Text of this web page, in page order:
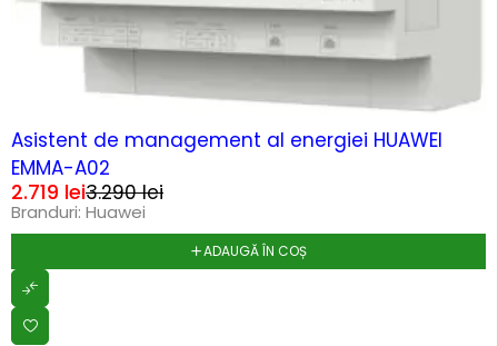
Asistent de management al energiei HUAWEI
EMMA-A02
3.290lei
2.719 lei
Branduri: Huawei
ADAUGĂ ÎN COȘ